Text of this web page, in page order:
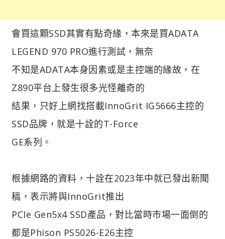
會買這顆SSD其實有點奇緣，本來是買ADATA
LEGEND 970 PRO進行測試，無奈
不知是ADATA本身因素或是主控端的緣故，在
Z890平台上發生很多光怪離奇的
結果，只好上網找搭載InnoGrit IG5666主控的
SSD品牌，就是十詮的T-Force
GE系列。
根據網路的資料，十詮在2023年中就已發出新聞
稿，表示將與InnoGrit推出
PCIe Gen5x4 SSD產品，對比當時市場一面倒的
都是Phison PS5026-E26主控